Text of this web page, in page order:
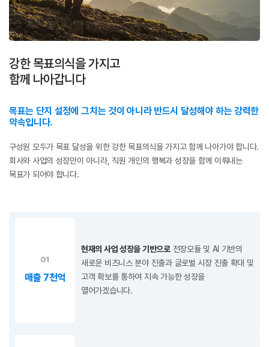
강한 목표의식을 가지고
함께 나아갑니다
목표는 단지 설정에 그치는 것이 아니라 반드시 달성해야 하는 강력한
약속입니다.
구성원 모두가 목표 달성을 위한 강한 목표의식을 가지고 함께 나아가야 합니다.
회사와 사업의 성장만이 아니라, 직원 개인의 행복과 성장을 함께 이뤄내는
목표가 되어야 합니다.
01
매출 7천억
현재의 사업 성장을 기반으로전장모듈 및 AI 기반의
새로운 비즈니스 분야 진출과 글로벌 시장 진출 확대 및
고객 확보를 통하여 지속 가능한 성장을
열어가겠습니다.